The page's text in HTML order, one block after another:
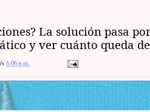
La solución pasa
y ver cuánto queda
s 6:06 p.m.